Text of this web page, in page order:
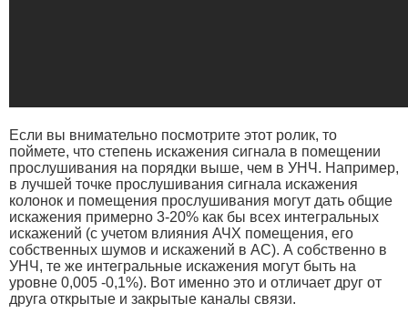
Если вы внимательно посмотрите этот ролик, то
поймете, что степень искажения сигнала в помещении
прослушивания на порядки выше, чем в УНЧ. Например,
в лучшей точке прослушивания сигнала искажения
колонок и помещения прослушивания могут дать общие
искажения примерно 3-20% как бы всех интегральных
искажений (с учетом влияния АЧХ помещения, его
собственных шумов и искажений в АС). А собственно в
УНЧ, те же интегральные искажения могут быть на
уровне 0,005 -0,1%). Вот именно это и отличает друг от
друга открытые и закрытые каналы связи.